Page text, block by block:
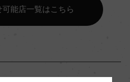
可能店一覧はこちら